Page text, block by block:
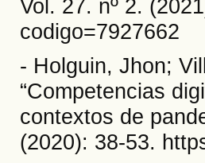
Vol. 27. nº 2.
codigo=7927662
- Holguin, Jhon;
“Competencias
contextos de
(2020): 38-53.